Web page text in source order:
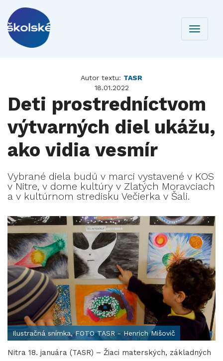
Toggle
Autor textu: TASR
18.01.2022
Deti prostredníctvom
výtvarných diel ukážu,
ako vidia vesmír
Vybrané diela budú v marci vystavené v KOS
v Nitre, v dome kultúry v Zlatých Moravciach
a v kultúrnom stredisku Večierka v Šali.
Ilustračná snímka, FOTO TASR - Henrich Mišovič
Nitra 18. januára (TASR) – Žiaci materských, základných